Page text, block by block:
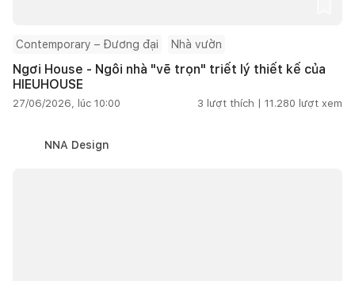
Contemporary – Đương đại Nhà vườn
Ngơi House - Ngôi nhà "vẽ trọn" triết lý thiết kế của
HIEUHOUSE
27/06/2026, lúc 10:00 3 lượt thích | 11.280 lượt xem
NNA Design